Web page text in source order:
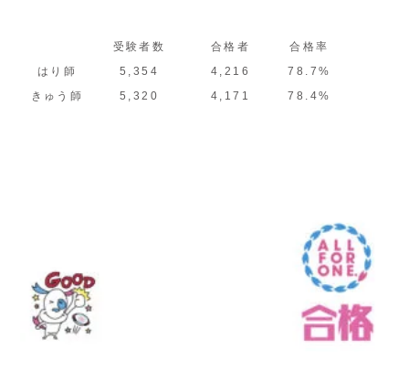
受験者数 合格者
合格率
はり師
5,354 4,216
78.7%
きゅう師
5,320 4,171 78.4%